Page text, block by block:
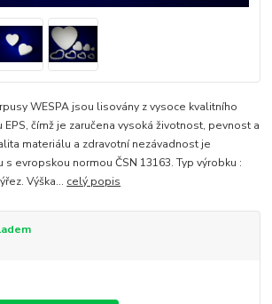
WESPA jsou lisovány z vysoce kvalitního
čímž je zaručena vysoká životnost, pevnost a
materiálu a zdravotní nezávadnost je
evropskou normou ČSN 13163. Typ výrobku :
Výška... celý popis